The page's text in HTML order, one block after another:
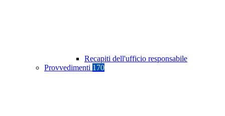
Recapiti dell'ufficio responsabile
Provvedimenti 170